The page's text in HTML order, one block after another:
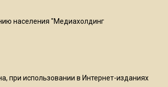
населения "Медиахолдинг
при использовании в Интернет-изданиях